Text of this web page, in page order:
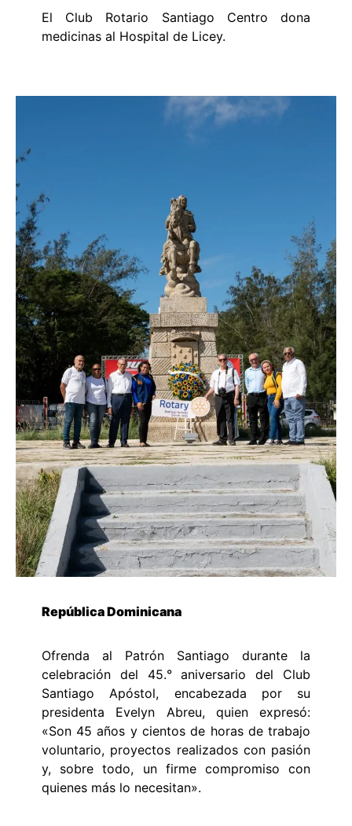
El Club Rotario Santiago Centro dona
medicinas al Hospital de Licey.
República Dominicana
Ofrenda al Patrón Santiago durante la
celebración del 45.° aniversario del Club
Santiago Apóstol, encabezada por su
presidenta Evelyn Abreu, quien expresó:
«Son 45 años y cientos de horas de trabajo
voluntario, proyectos realizados con pasión
y, sobre todo, un firme compromiso con
quienes más lo necesitan».